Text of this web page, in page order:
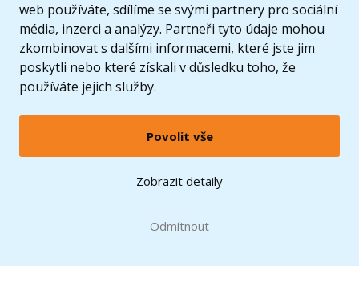
web používáte, sdílíme se svými partnery pro sociální
média, inzerci a analýzy. Partneři tyto údaje mohou
zkombinovat s dalšími informacemi, které jste jim
poskytli nebo které získali v důsledku toho, že
používáte jejich služby.
Povolit vše
Zobrazit detaily
Odmítnout
© 2005 - 2026 Copyright 4kids.cz
LEGO, logo LEGO a minifigurka jsou ochrannými známkami společnosti LEGO Group. ©
2024 The LEGO Group.
Zobrazit verzi pro desktop
při nákupu od